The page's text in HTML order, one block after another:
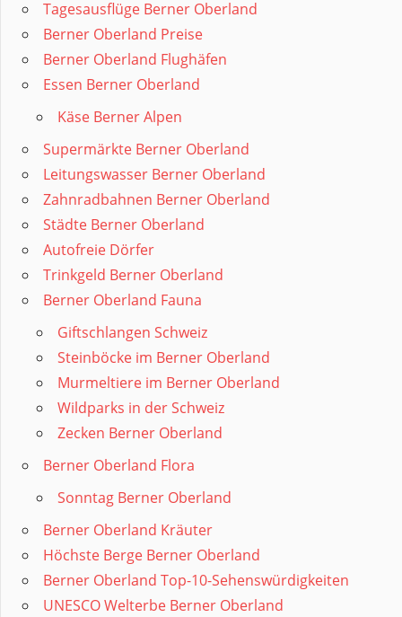
Tagesausflüge Berner Oberland
Berner Oberland Preise
Berner Oberland Flughäfen
Essen Berner Oberland
Käse Berner Alpen
Supermärkte Berner Oberland
Leitungswasser Berner Oberland
Zahnradbahnen Berner Oberland
Städte Berner Oberland
Autofreie Dörfer
Trinkgeld Berner Oberland
Berner Oberland Fauna
Giftschlangen Schweiz
Steinböcke im Berner Oberland
Murmeltiere im Berner Oberland
Wildparks in der Schweiz
Zecken Berner Oberland
Berner Oberland Flora
Sonntag Berner Oberland
Berner Oberland Kräuter
Höchste Berge Berner Oberland
Berner Oberland Top-10-Sehenswürdigkeiten
UNESCO Welterbe Berner Oberland